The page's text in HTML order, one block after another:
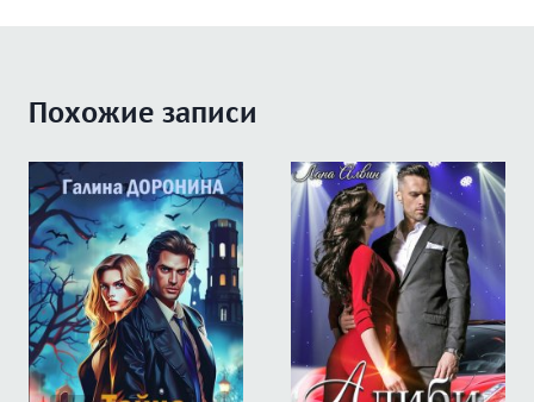
Похожие записи